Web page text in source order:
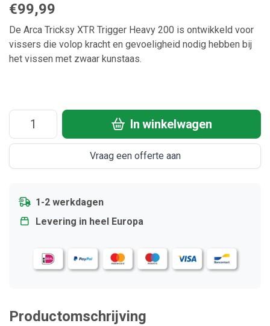
€99,99
De Arca Tricksy XTR Trigger Heavy 200 is ontwikkeld voor
vissers die volop kracht en gevoeligheid nodig hebben bij
het vissen met zwaar kunstaas.
In winkelwagen
Vraag een offerte aan
1-2 werkdagen
Levering in heel Europa
Productomschrijving